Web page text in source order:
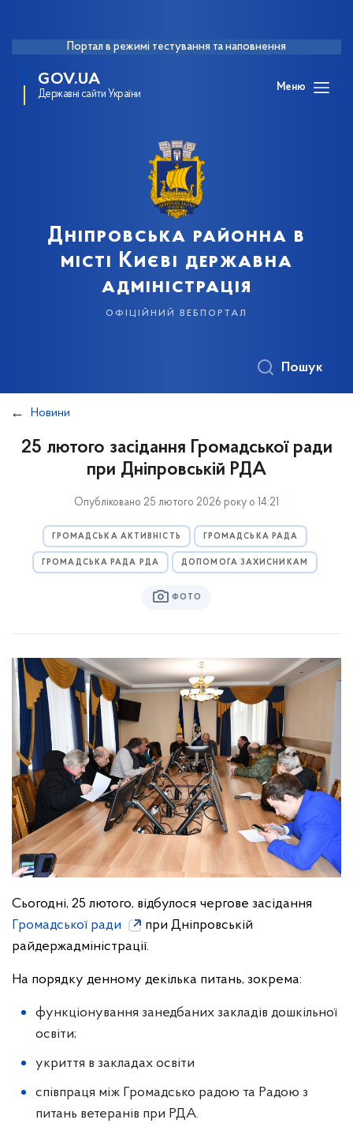
Портал в режимі тестування та наповнення
GOV.UA
Державні сайти України
Меню
Дніпровська районна в
місті Києві державна
адміністрація
офіційний вебпортал
Пошук
Новини
25 лютого засідання Громадської ради
при Дніпровській РДА
Опубліковано 25 лютого 2026 року о 14:21
ГРОМАДСЬКА АКТИВНІСТЬ ГРОМАДСЬКА РАДА
ГРОМАДСЬКА РАДА РДА ДОПОМОГА ЗАХИСНИКАМ
ФОТО
Сьогодні, 25 лютого, відбулося чергове засідання
Громадської ради
при Дніпровській
райдержадміністрації.
На порядку денному декілька питань, зокрема:
функціонування занедбаних закладів дошкільної
освіти;
укриття в закладах освіти
співпраця між Громадсько радою та Радою з
питань ветеранів при РДА.